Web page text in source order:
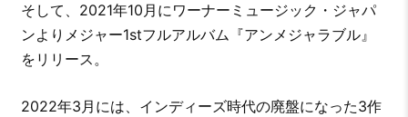
そして、2021年10月にワーナーミュージック・ジャパ
ンよりメジャー1stフルアルバム『アンメジャラブル』
をリリース。
2022年3月には、インディーズ時代の廃盤になった3作